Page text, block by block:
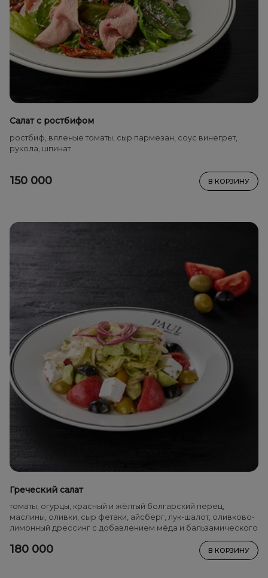
Салат с ростбифом
ростбиф, вяленые томаты, сыр пармезан, соус винегрет,
рукола, шпинат
150 000 В КОРЗИНУ
Греческий салат
томаты, огурцы, красный и жёлтый болгарский перец,
маслины, оливки, сыр фетаки, айсберг, лук-шалот, оливково-
лимонный дрессинг с добавлением мёда и бальзамического
180 000 В КОРЗИНУ